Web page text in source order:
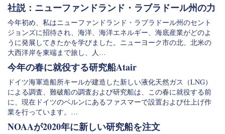
社説：ニューファンドランド・ラブラドール州の力
今年初め、私はニューファンドランド・ラブラドール州のセント
ジョンズに招待され、海洋、海洋エネルギー、海底産業がどのよ
うに発展してきたかを学びました。ニューヨーク市の北、北米の
大西洋岸を東端まで旅し、人…
今年の春に就役する研究船Atair
ドイツ海軍造船所キールが建造した新しい液化天然ガス（LNG）
による調査、難破船の調査および研究船は、この春に就役する前
に、現在ドイツのベルンにあるファスマーで設置および仕上げ作
業を行っています。…
NOAAが2020年に新しい研究船を注文